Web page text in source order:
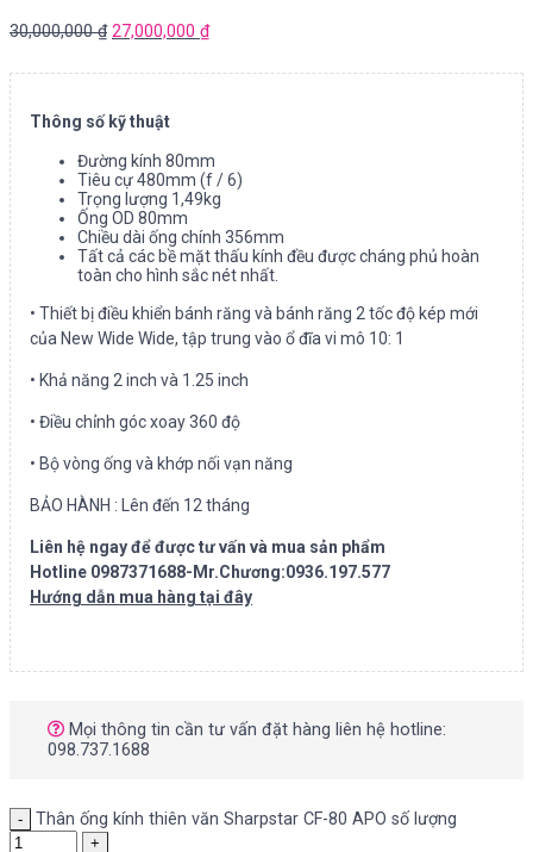
30,000,000₫ 27,000,000 ₫
Thông số kỹ thuật
Đường kính 80mm
Tiêu cự 480mm (f / 6)
Trọng lượng 1,49kg
Ống OD 80mm
Chiều dài ống chính 356mm
Tất cả các bề mặt thấu kính đều được cháng phủ hoàn
toàn cho hình sắc nét nhất.
• Thiết bị điều khiển bánh răng và bánh răng 2 tốc độ kép mới
của New Wide Wide, tập trung vào ổ đĩa vi mô 10: 1
• Khả năng 2 inch và 1.25 inch
• Điều chỉnh góc xoay 360 độ
• Bộ vòng ống và khớp nối vạn năng
BẢO HÀNH : Lên đến 12 tháng
Liên hệ ngay để được tư vấn và mua sản phẩm
Hotline 0987371688-Mr.Chương:0936.197.577
Hướng dẫn mua hàng tại đây
Mọi thông tin cần tư vấn đặt hàng liên hệ hotline:
098.737.1688
Thân ống kính thiên văn Sharpstar CF-80 APO số lượng